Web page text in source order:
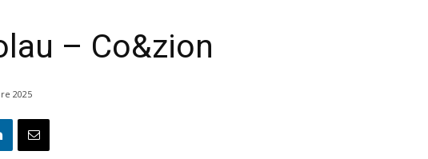
– Co&zion
2025